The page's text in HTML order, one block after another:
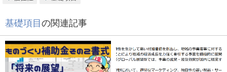
基礎項目 の関連記事